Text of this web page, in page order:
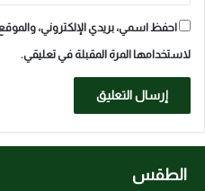
احفظ اسمي، بريدي الإلكتروني،
لاستخدامها المرة المقبلة في تعليقي.
الطقس